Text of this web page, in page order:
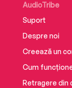
AudioTribe
Suport
Despre noi
Creează un
Cum
Retragere din